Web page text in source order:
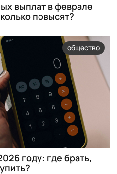
выплат в феврале
повысят?
общество
году: где брать,